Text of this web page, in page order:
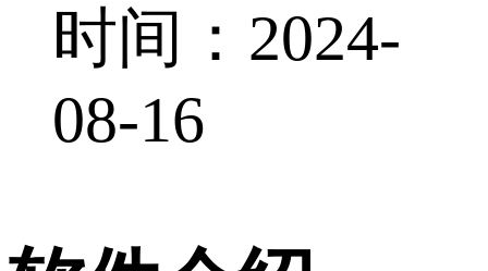
时间：2024-
08-16